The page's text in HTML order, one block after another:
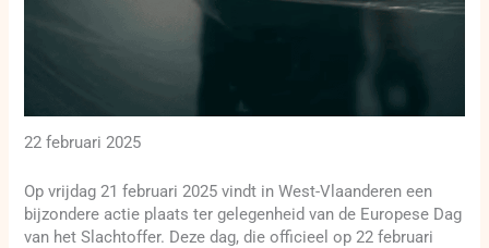
22 februari 2025
Op vrijdag 21 februari 2025 vindt in West-Vlaanderen een
bijzondere actie plaats ter gelegenheid van de Europese Dag
van het Slachtoffer. Deze dag, die officieel op 22 februari